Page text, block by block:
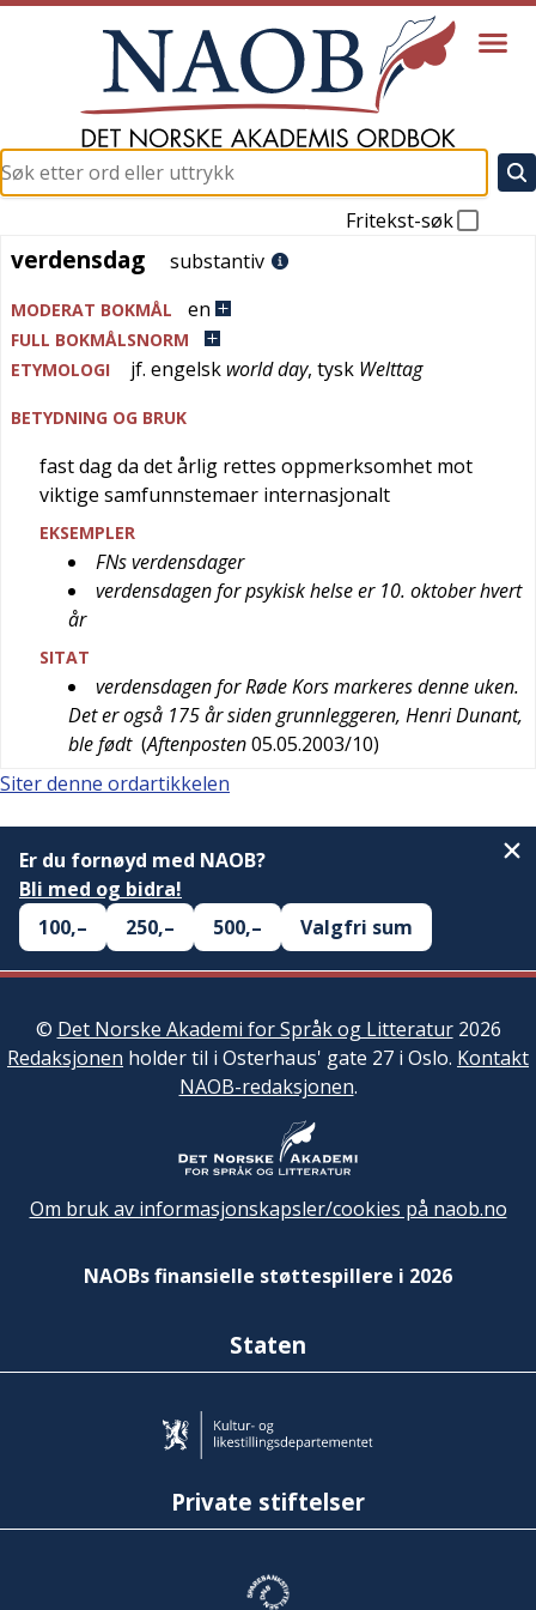
Fritekst-søk
verdensdag
verdensdag substantiv
MODERAT BOKMÅL en
FULL BOKMÅLSNORM
ETYMOLOGI
jf. engelsk world day, tysk Welttag
BETYDNING OG BRUK
fast dag da det årlig rettes oppmerksomhet mot
viktige samfunnstemaer internasjonalt
EKSEMPLER
FNs verdensdager
verdensdagen for psykisk helse er 10. oktober hvert
år
SITAT
verdensdagen for Røde Kors markeres denne uken.
Det er også 175 år siden grunnleggeren, Henri Dunant,
ble født (Aftenposten05.05.2003/10)
Siter denne ordartikkelen
Er du fornøyd med NAOB?
Bli med og bidra!
100,–
250,– 500,– Valgfri sum
© Det Norske Akademi for Språk og Litteratur2026
Redaksjonen holder til i Osterhaus' gate 27 i Oslo. Kontakt
NAOB-redaksjonen.
Om bruk av informasjonskapsler/cookies på naob.no
NAOBs finansielle støttespillere i 2026
Staten
Private stiftelser